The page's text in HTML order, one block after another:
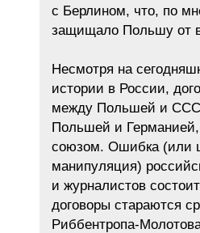
с Берлином, что, по
защищало Польшу от
Несмотря на
истории в России,
между Польшей и
Польшей и Германией,
союзом. Ошибка (или
манипуляция)
и журналистов
договоры стараются
Риббентропа-